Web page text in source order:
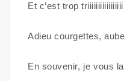
Et c’est trop
Adieu courgettes,
En souvenir, je vous